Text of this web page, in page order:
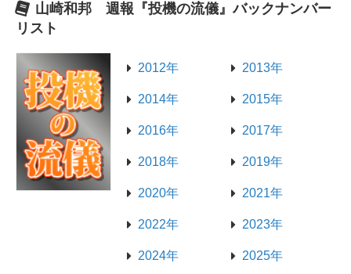
山崎和邦 週報『投機の流儀』バックナンバー
リスト
2012年 2013年
2014年 2015年
2016年 2017年
2018年 2019年
2020年 2021年
2022年 2023年
2024年 2025年